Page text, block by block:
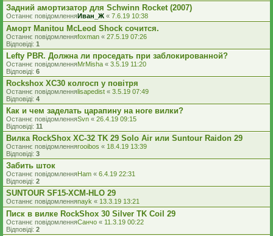
Задний амортизатор для Schwinn Rocket (2007)
Останнє повідомленняИван_Ж « 7.6.19 10:38
Аморт Manitou McLeod Shock сочится.
Останнє повідомленняfoxman « 27.5.19 07:26
Відповіді: 1
Lefty PBR. Должна ли проседать при заблокированной?
Останнє повідомленняMrMisha « 3.5.19 11:20
Відповіді: 6
Rockshox XC30 колгосп у повітря
Останнє повідомленняlisapedist « 3.5.19 07:49
Відповіді: 4
Как и чем заделать царапину на ноге вилки?
Останнє повідомленняSvn « 26.4.19 09:15
Відповіді: 11
Вилка RockShox XC-32 TK 29 Solo Air или Suntour Raidon 29
Останнє повідомленняrooibos « 18.4.19 13:39
Відповіді: 3
Забить шток
Останнє повідомленняHam « 6.4.19 22:31
Відповіді: 2
SUNTOUR SF15-XCM-HLO 29
Останнє повідомленняnayk « 13.3.19 13:21
Писк в вилке RockShox 30 Silver TK Coil 29
Останнє повідомленняСанчо « 11.3.19 00:22
Відповіді: 2